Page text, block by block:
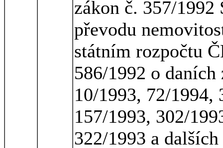
zákon č. 357/1992
převodu
státním rozpočtu
586/1992 o
10/1993, 72/1994,
157/1993, 302/
322/1993 a dalších